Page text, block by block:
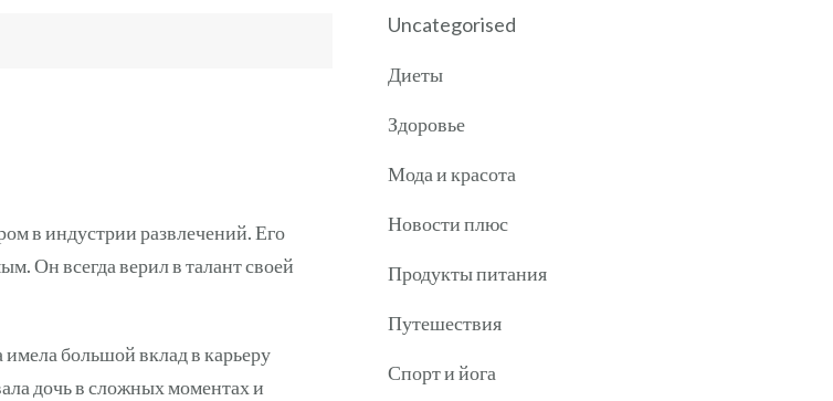
в индустрии развлечений. Его
Он всегда верил в талант своей
большой вклад в карьеру
дочь в сложных моментах и
Uncategorised
Диеты
Здоровье
Мода и красота
Новости плюс
Продукты питания
Путешествия
Спорт и йога